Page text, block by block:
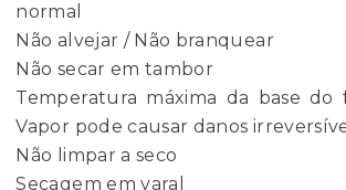
normal
Não alvejar / Não branquear
Não secar em tambor
Temperatura máxima da base do
Vapor pode causar danos
Não limpar a seco
Secagem em varal